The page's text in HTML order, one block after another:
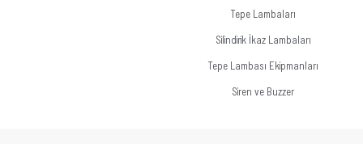
Tepe Lambaları
Silindirik İkaz Lambaları
Tepe Lambası Ekipmanları
Siren ve Buzzer